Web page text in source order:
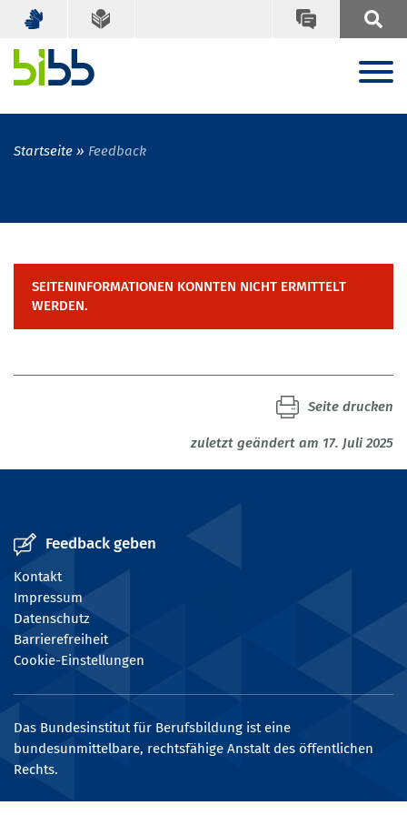
Startseite Feedback
SEITENINFORMATIONEN KONNTEN NICHT ERMITTELT
WERDEN.
zuletzt geändert am 17. Juli 2025
Seite drucken
Feedback geben
Kontakt
Impressum
Datenschutz
Barrierefreiheit
Cookie-Einstellungen
Das Bundesinstitut für Berufsbildung ist eine
bundesunmittelbare, rechtsfähige Anstalt des öffentlichen
Rechts.